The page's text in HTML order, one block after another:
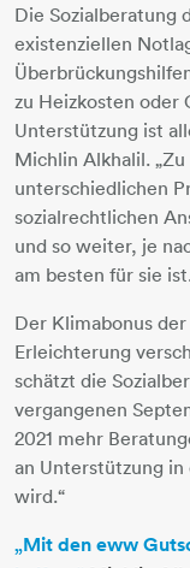
Die Sozialberatung
existenziellen
zu Heizkosten oder
Unterstützung ist
Michlin Alkhalil.
unterschiedlichen
sozialrechtlichen
und so weiter, je
am besten für sie
Der Klimabonus
Erleichterung
schätzt die
vergangenen
2021 mehr
an Unterstützung
wird.“
„Mit den eww